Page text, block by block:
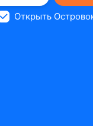
Открыть